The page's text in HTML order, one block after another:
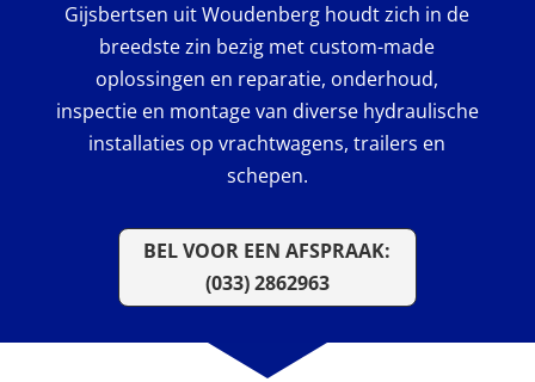
Gijsbertsen uit Woudenberg houdt zich in de
breedste zin bezig met custom-made
oplossingen en reparatie, onderhoud,
inspectie en montage van diverse hydraulische
installaties op vrachtwagens, trailers en
schepen.
BEL VOOR EEN AFSPRAAK:
(033) 2862963